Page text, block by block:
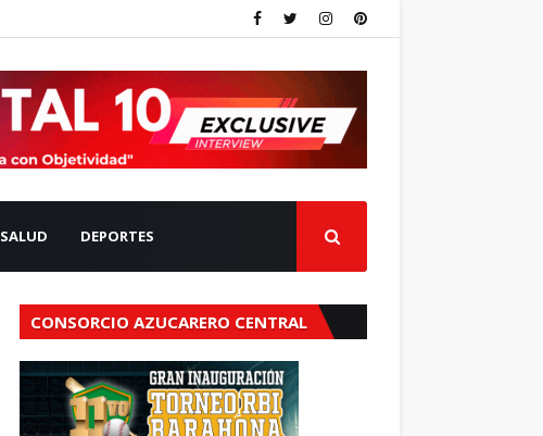
SALUD DEPORTES
CONSORCIO AZUCARERO CENTRAL